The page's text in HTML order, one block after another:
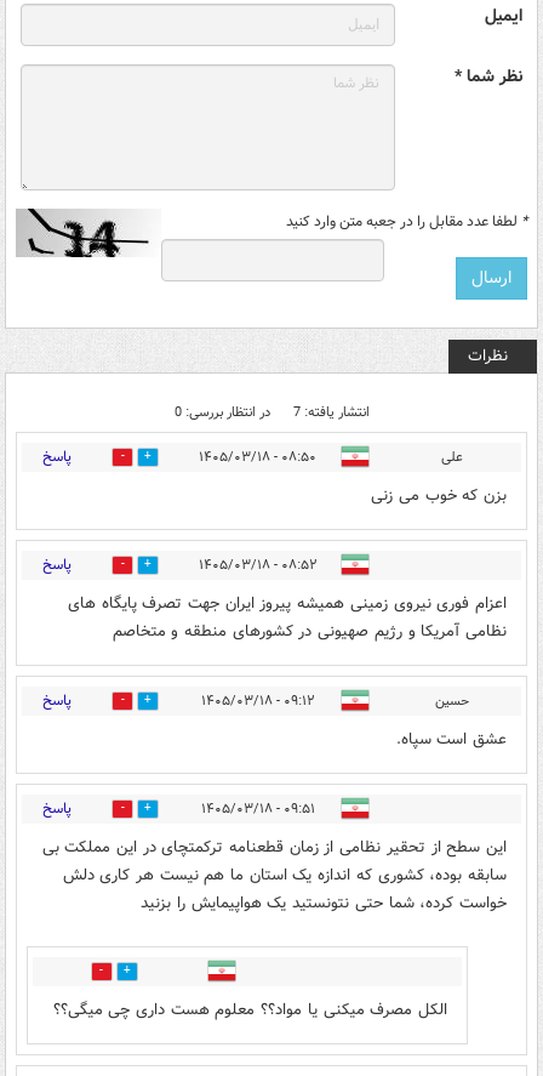
ایمیل
نظر شما *
* لطفا عدد مقابل را در جعبه متن وارد کنید
نظرات
انتشار یافته: 7 در انتظار بررسی: 0
علی ۰۸:۵۰ - ۱۴۰۵/۰۳/۱۸ 6 پاسخ
بزن که خوب می زنی
۰۸:۵۲ - ۱۴۰۵/۰۳/۱۸ 4 پاسخ
اعزام فوری نیروی زمینی همیشه پیروز ایران جهت تصرف پایگاه های
نظامی آمریکا و رژیم صهیونی در کشورهای منطقه و متخاصم
حسین ۰۹:۱۲ - ۱۴۰۵/۰۳/۱۸ 6 پاسخ
عشق است سپاه.
۰۹:۵۱ - ۱۴۰۵/۰۳/۱۸ 1 پاسخ
این سطح از تحقیر نظامی از زمان قطعنامه ترکمتچای در این مملکت بی
سابقه بوده، کشوری که اندازه یک استان ما هم نیست هر کاری دلش
خواست کرده، شما حتی نتونستید یک هواپیمایش را بزنید
3
الکل مصرف میکنی یا مواد؟؟ معلوم هست داری چی میگی؟؟